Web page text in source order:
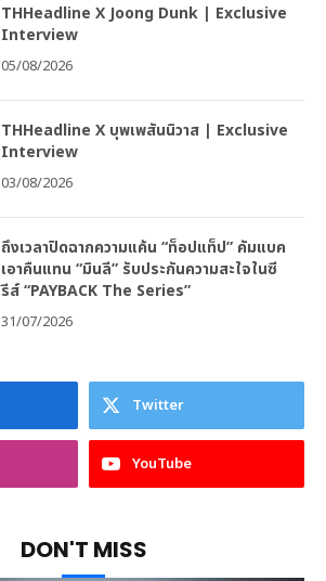
THHeadline X Joong Dunk | Exclusive
Interview
05/08/2026
THHeadline X บุพเพสันนิวาส | Exclusive
Interview
03/08/2026
ถึงเวลาปิดฉากความแค้น “ท็อปแท็ป” คัมแบค
เอาคืนแทน “มินลี” รับประกันความสะใจในซี
รีส์ “PAYBACK The Series”
31/07/2026
Twitter
YouTube
DON'T MISS